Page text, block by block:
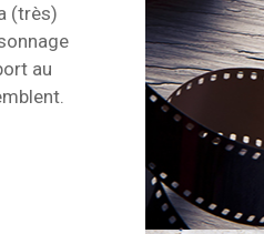
(très)
au